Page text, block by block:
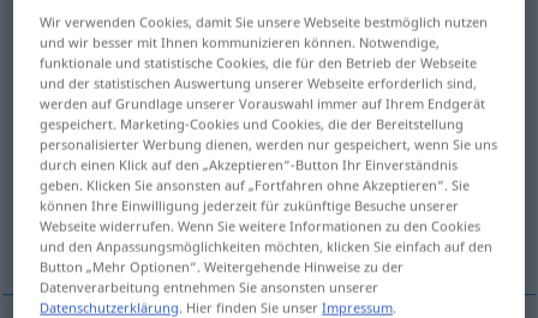
underling [ˈʌndə(r)liŋ]s
Übersicht aller Übersetzungen
(Für mehr Details die Übersetzung anklicken/antippen)
Gehilfin, Untergebener, Untergeordnete,
Handlanger, Gehilfe
unterwürfiger Mensch, Kriecherin
Wir verwenden Cookies, damit Sie unsere Webseite bestmöglich nutzen
und wir besser mit Ihnen kommunizieren können. Notwendige,
funktionale und statistische Cookies, die für den Betrieb der Webseite
und der statistischen Auswertung unserer Webseite erforderlich sind,
werden auf Grundlage unserer Vorauswahl immer auf Ihrem Endgerät
gespeichert. Marketing-Cookies und Cookies, die der Bereitstellung
personalisierter Werbung dienen, werden nur gespeichert, wenn Sie uns
durch einen Klick auf den „Akzeptieren“-Button Ihr Einverständnis
geben. Klicken Sie ansonsten auf „Fortfahren ohne Akzeptieren“. Sie
können Ihre Einwilligung jederzeit für zukünftige Besuche unserer
Webseite widerrufen. Wenn Sie weitere Informationen zu den Cookies
und den Anpassungsmöglichkeiten möchten, klicken Sie einfach auf den
Button „Mehr Optionen“. Weitergehende Hinweise zu der
Datenverarbeitung entnehmen Sie ansonsten unserer
Datenschutzerklärung. Hier finden Sie unserImpressum.